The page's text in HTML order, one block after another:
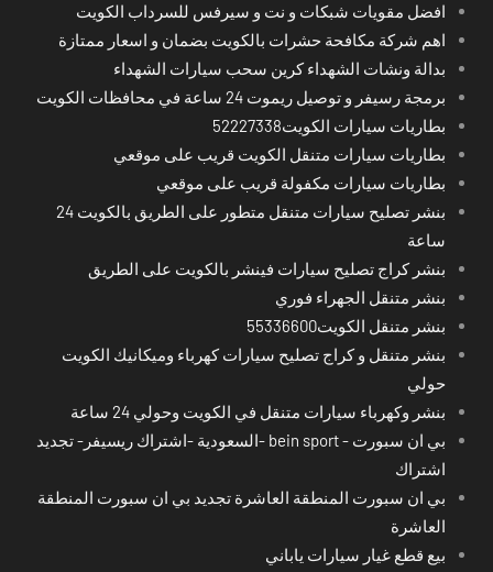
افضل مقويات شبكات و نت و سيرفس للسرداب الكويت
اهم شركة مكافحة حشرات بالكويت بضمان و اسعار ممتازة
بدالة ونشات الشهداء كرين سحب سيارات الشهداء
برمجة رسيفر و توصيل ريموت 24 ساعة في محافظات الكويت
بطاريات سيارات الكويت52227338
بطاريات سيارات متنقل الكويت قريب على موقعي
بطاريات سيارات مكفولة قريب على موقعي
بنشر تصليح سيارات متنقل متطور على الطريق بالكويت 24
ساعة
بنشر كراج تصليح سيارات فينشر بالكويت على الطريق
بنشر متنقل الجهراء فوري
بنشر متنقل الكويت55336600
بنشر متنقل و كراج تصليح سيارات كهرباء وميكانيك الكويت
حولي
بنشر وكهرباء سيارات متنقل في الكويت وحولي 24 ساعة
بي ان سبورت - bein sport -السعودية -اشتراك ريسيفر- تجديد
اشتراك
بي ان سبورت المنطقة العاشرة تجديد بي ان سبورت المنطقة
العاشرة
بيع قطع غيار سيارات ياباني